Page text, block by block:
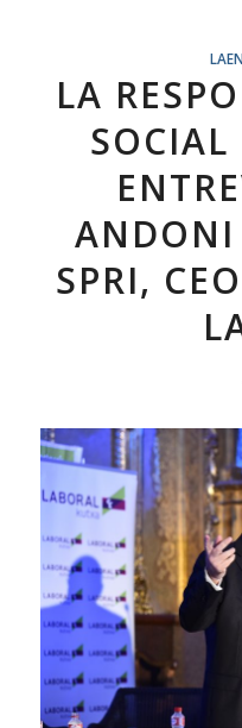
LA
SOCIAL
ANDONI
SPRI,